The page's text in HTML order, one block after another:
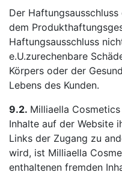
Der
dem
Haftungsausschluss
e.U.zurechenbare
Körpers oder der
Lebens des Kunden.
9.2. Milliaella
Inhalte auf der Website
Links der Zugang zu
wird, ist Milliaella
enthaltenen fremden